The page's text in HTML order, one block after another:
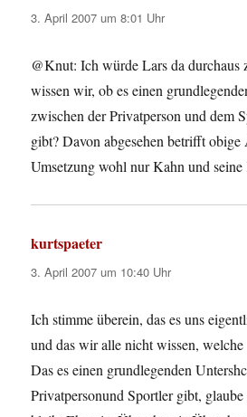
3. April 2007 um 8:01 Uhr
@Knut: Ich würde Lars da durchaus
wissen wir, ob es einen
zwischen der Privatperson und dem
gibt? Davon abgesehen betrifft obige
Umsetzung wohl nur Kahn und
kurtspaeter
3. April 2007 um 10:40 Uhr
Ich stimme überein, das es uns
und das wir alle nicht wissen, welche
Das es einen grundlegenden
Privatpersonund Sportler gibt,